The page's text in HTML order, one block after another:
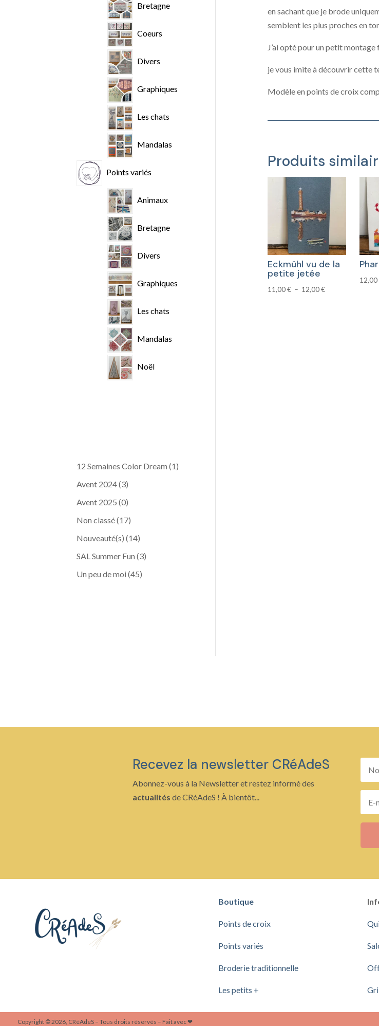
Bretagne
Coeurs
Divers
Graphiques
Les chats
Mandalas
Points variés
Animaux
Bretagne
Divers
Graphiques
Les chats
Mandalas
Noël
12 Semaines Color Dream (1)
Avent 2024(3)
Avent 2025 (0)
Non classé(17)
Nouveauté(s) (14)
SAL Summer Fun (3)
Un peu de moi (45)
en sachant que je brode
semblent les plus proches en
J’ai opté pour un petit montage
je vous imite à découvrir cette
Modèle en points de croix
Produits
Eckmühl vu de la
petite jetée
11,00€ – 12,00€Plage
12,00
Recevez la newsletter CRéAdeS
Abonnez-vous à la Newsletter et restez informé des
actualités de CRéAdeS ! À bientôt...
Boutique
Points de croix
Points variés
Broderie traditionnelle
Les petits +
Copyright © 2026, CRéAdeS – Tous droits réservés – Fait avec ❤